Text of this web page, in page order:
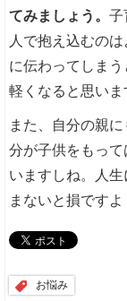
てみましょう。子
人で抱え込むの
に伝わってしま
軽くなると思いま
また、自分の親
分が子供をもっ
いますしね。人
まないと損ですよ
お悩み